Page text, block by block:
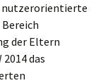
nutzerorientierte
der Eltern
das